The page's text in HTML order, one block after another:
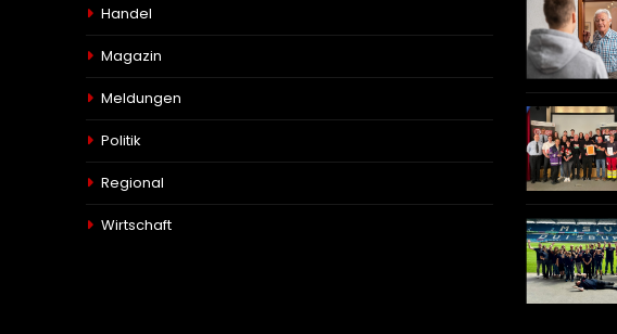
Handel
Magazin
Meldungen
Politik
Regional
Wirtschaft